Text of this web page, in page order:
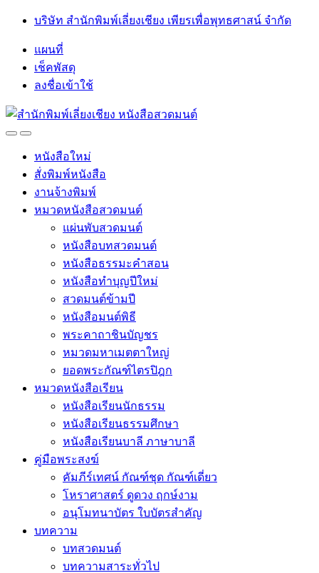
Skip
navigation
Skip
บริษัท สำนักพิมพ์เลี่ยงเชียง เพียรเพื่อพุทธศาสน์ จำกัด
แผนที่
เช็คพัสดุ
ลงชื่อเข้าใช้
OpenClose
หนังสือใหม่
สั่งพิมพ์หนังสือ
งานจ้างพิมพ์
หมวดหนังสือสวดมนต์
แผ่นพับสวดมนต์
หนังสือบทสวดมนต์
หนังสือธรรมะคำสอน
หนังสือทำบุญปีใหม่
สวดมนต์ข้ามปี
หนังสือมนต์พิธี
พระคาถาชินบัญชร
หมวดมหาเมตตาใหญ่
ยอดพระกัณฑ์ไตรปิฎก
หมวดหนังสือเรียน
หนังสือเรียนนักธรรม
หนังสือเรียนธรรมศึกษา
หนังสือเรียนบาลี ภาษาบาลี
คู่มือพระสงฆ์
คัมภีร์เทศน์ กัณฑ์ชุด กัณฑ์เดี่ยว
โหราศาสตร์ ดูดวง ฤกษ์งาม
อนุโมทนาบัตร ใบบัตรสำคัญ
บทความ
บทสวดมนต์
บทความสาระทั่วไป